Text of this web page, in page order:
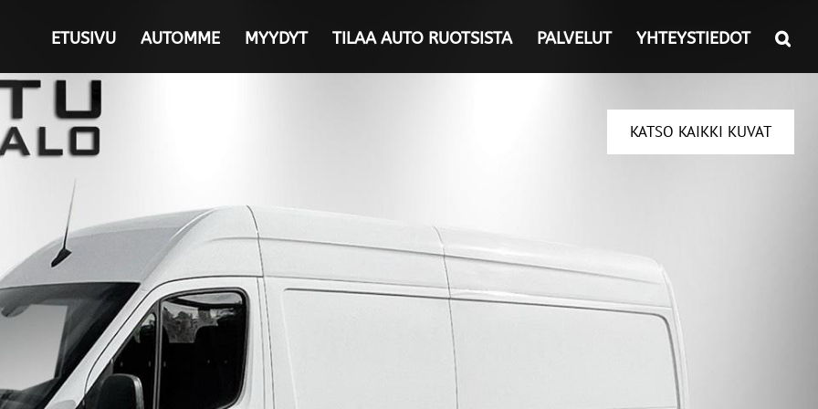
ETUSIVU AUTOMME MYYDYT TILAA AUTO RUOTSISTA PALVELUT YHTEYSTIEDOT
KATSO KAIKKI KUVAT